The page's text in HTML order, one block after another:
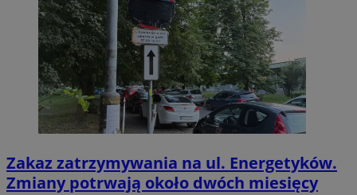
Zakaz zatrzymywania na ul. Energetyków.
Zmiany potrwają około dwóch miesięcy